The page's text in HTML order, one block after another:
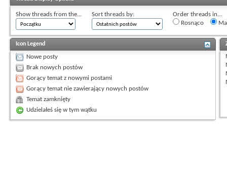
Show threads from the... Sort threads by:
Order threads in...
Rosnąco
Icon Legend
Nowe posty
Brak nowych postów
Gorący temat z nowymi postami
Gorący temat nie zawierający nowych postów
Temat zamknięty
Udzielałeś się w tym wątku